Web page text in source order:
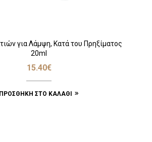
για Λάμψη, Κατά του Πρηξίματος
20ml
15.40€
ΠΡΟΣΘΉΚΗ ΣΤΟ ΚΑΛΆΘΙ